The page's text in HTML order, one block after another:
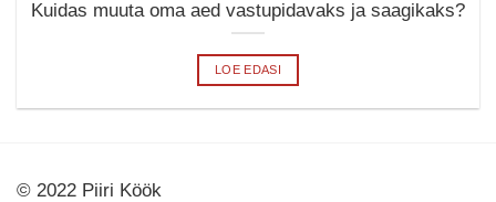
Kuidas muuta oma aed vastupidavaks ja saagikaks?
LOE EDASI
© 2022 Piiri Köök